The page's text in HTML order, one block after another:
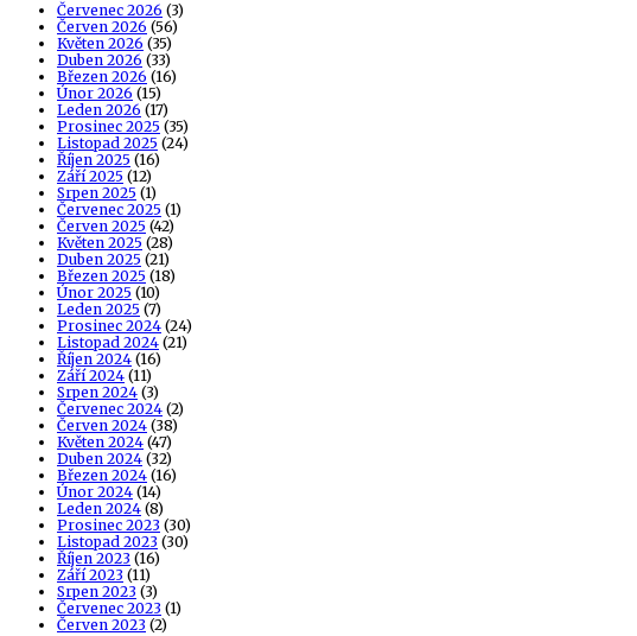
Červenec 2026 (3)
Červen 2026 (56)
Květen 2026 (35)
Duben 2026 (33)
Březen 2026 (16)
Únor 2026 (15)
Leden 2026 (17)
Prosinec 2025 (35)
Listopad 2025 (24)
Říjen 2025 (16)
Září 2025 (12)
Srpen 2025 (1)
Červenec 2025 (1)
Červen 2025 (42)
Květen 2025 (28)
Duben 2025 (21)
Březen 2025 (18)
Únor 2025 (10)
Leden 2025 (7)
Prosinec 2024 (24)
Listopad 2024 (21)
Říjen 2024 (16)
Září 2024 (11)
Srpen 2024 (3)
Červenec 2024 (2)
Červen 2024 (38)
Květen 2024 (47)
Duben 2024 (32)
Březen 2024 (16)
Únor 2024 (14)
Leden 2024 (8)
Prosinec 2023 (30)
Listopad 2023 (30)
Říjen 2023 (16)
Září 2023 (11)
Srpen 2023 (3)
Červenec 2023 (1)
Červen 2023 (2)